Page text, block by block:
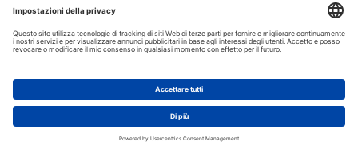
AGGIUNGI AL CARRELLO
CFadda SRLa socio unico -Copyright© 2026 Via Calamattia, 23 - 09134
Cagliari (CA)070/520422P.I. 00613980929